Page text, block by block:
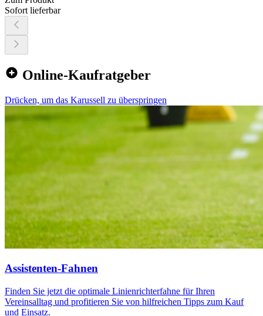
Sofort lieferbar
Online-Kaufratgeber
Drücken, um das Karussell zu überspringen
Assistenten-Fahnen
Finden Sie jetzt die optimale Linienrichterfahne für Ihren
Vereinsalltag und profitieren Sie von hilfreichen Tipps zum Kauf
und Einsatz.